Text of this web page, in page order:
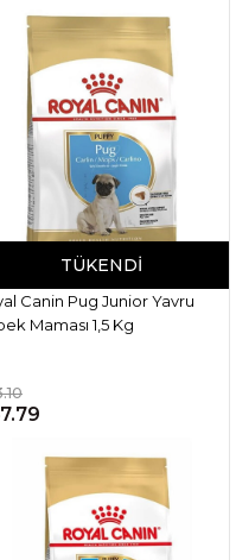
TÜKENDI
Canin Pug Junior Yavru
Maması 1,5 Kg